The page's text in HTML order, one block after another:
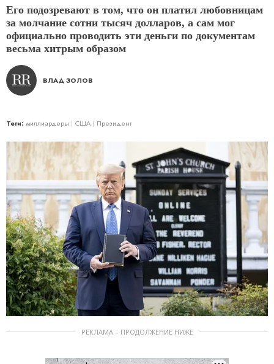
Его подозревают в том, что он платил любовницам
за молчание сотни тысяч долларов, а сам мог
официально проводить эти деньги по документам
весьма хитрым образом
ВЛАД ЗОЛОВ
Теги: миллиардеры США Президент
РЕКЛАМА – ПРОДОЛЖЕНИЕ НИЖЕ